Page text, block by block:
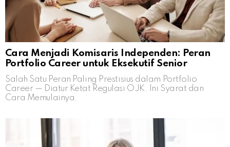
Cara Menjadi Komisaris Independen: Peran
Portfolio Career untuk Eksekutif Senior
Salah Satu Peran Paling Prestisius dalam Portfolio
Career — Diatur Ketat Regulasi OJK. Ini Syarat dan
Cara Memulainya.